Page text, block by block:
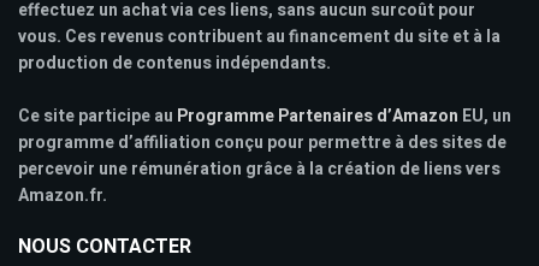
effectuez un achat via ces liens, sans aucun surcoût pour
vous. Ces revenus contribuent au financement du site et à la
production de contenus indépendants.
Ce site participe au Programme Partenaires d’Amazon EU, un
programme d’affiliation conçu pour permettre à des sites de
percevoir une rémunération grâce à la création de liens vers
Amazon.fr.
NOUS CONTACTER